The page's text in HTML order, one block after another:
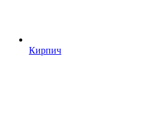
Кирпич